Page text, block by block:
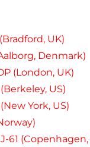
UK)
Denmark)
(London, UK)
US)
York, US)
61